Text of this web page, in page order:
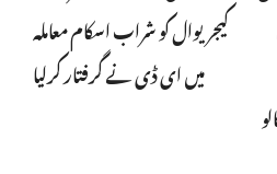
کیجریوال کو شراب اسکام معاملہ
میں ای ڈی نے گرفتار کرلیا